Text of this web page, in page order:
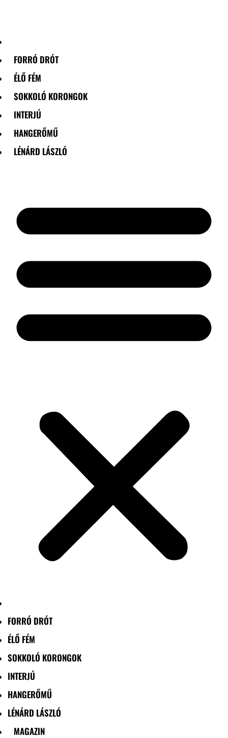
FORRÓ DRÓT
ÉLŐ FÉM
SOKKOLÓ KORONGOK
INTERJÚ
HANGERŐMŰ
LÉNÁRD LÁSZLÓ
FORRÓ DRÓT
ÉLŐ FÉM
SOKKOLÓ KORONGOK
INTERJÚ
HANGERŐMŰ
LÉNÁRD LÁSZLÓ
MAGAZIN